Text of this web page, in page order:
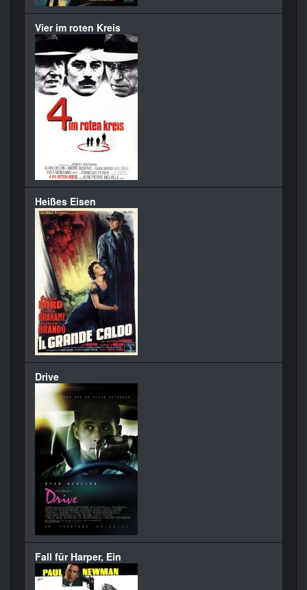
Vier im roten Kreis
Heißes Eisen
Drive
Fall für Harper, Ein